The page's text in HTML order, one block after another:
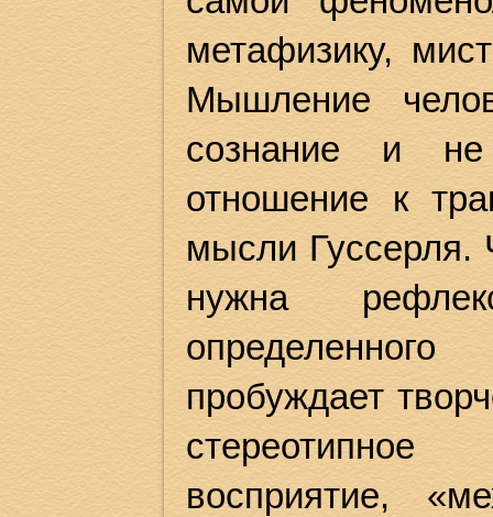
метафизику,
Мышление
сознание и
отношение к
мысли Гуссерля.
нужна
пробуждает
восприятие,